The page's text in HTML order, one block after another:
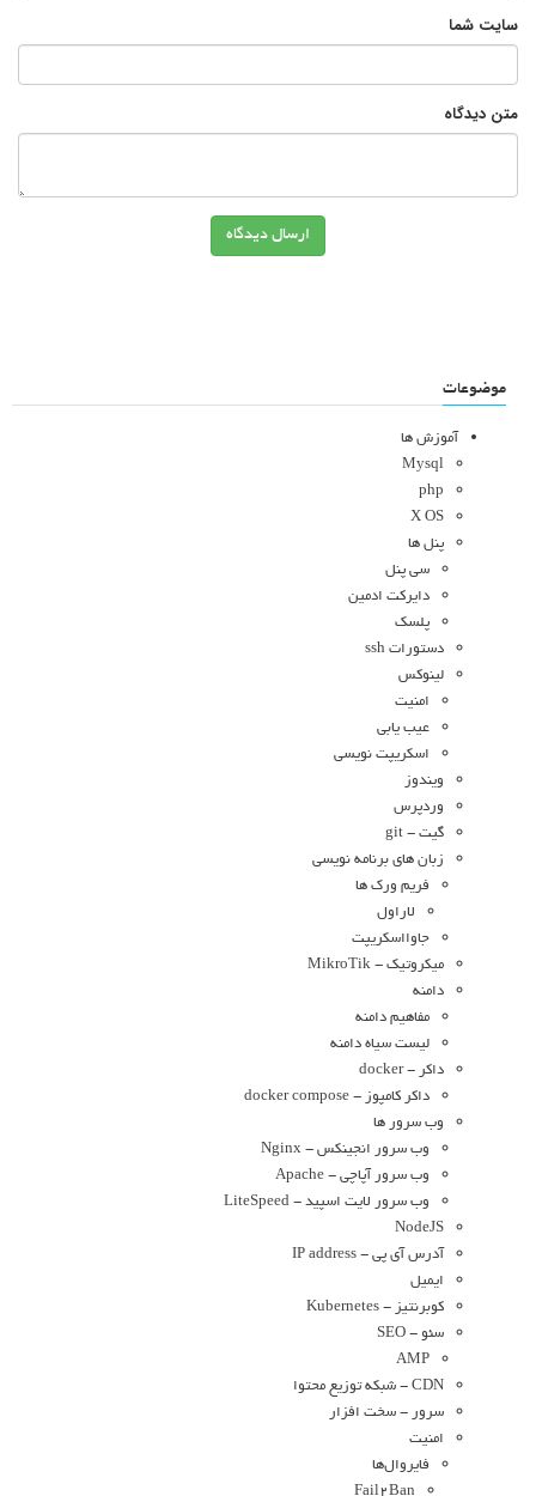
سایت شما
متن دیدگاه
ارسال دیدگاه
موضوعات
آموزش ها
Mysql
php
X OS
پنل ها
سی پنل
دایرکت ادمین
پلسک
دستورات ssh
لینوکس
امنیت
عیب یابی
اسکریپت نویسی
ویندوز
وردپرس
گیت - git
زبان های برنامه نویسی
فریم ورک ها
لاراول
جاوااسکریپت
میکروتیک - MikroTik
دامنه
مفاهیم دامنه
لیست سیاه دامنه
داکر - docker
داکر کامپوز - docker compose
وب سرور ها
وب سرور انجینکس - Nginx
وب سرور آپاچی - Apache
وب سرور لایت اسپید - LiteSpeed
NodeJS
آدرس آی پی - IP address
ایمیل
کوبرنتیز - Kubernetes
سئو - SEO
AMP
CDN - شبکه توزیع محتوا
سرور - سخت افزار
امنیت
فایروال‌ها
Fail2Ban